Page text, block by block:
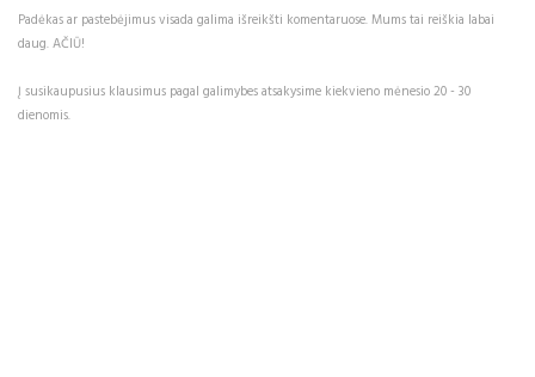
Padėkas ar pastebėjimus visada galima išreikšti komentaruose. Mums tai reiškia labai
daug. AČIŪ!
Į susikaupusius klausimus pagal galimybes atsakysime kiekvieno mėnesio 20 - 30
dienomis.